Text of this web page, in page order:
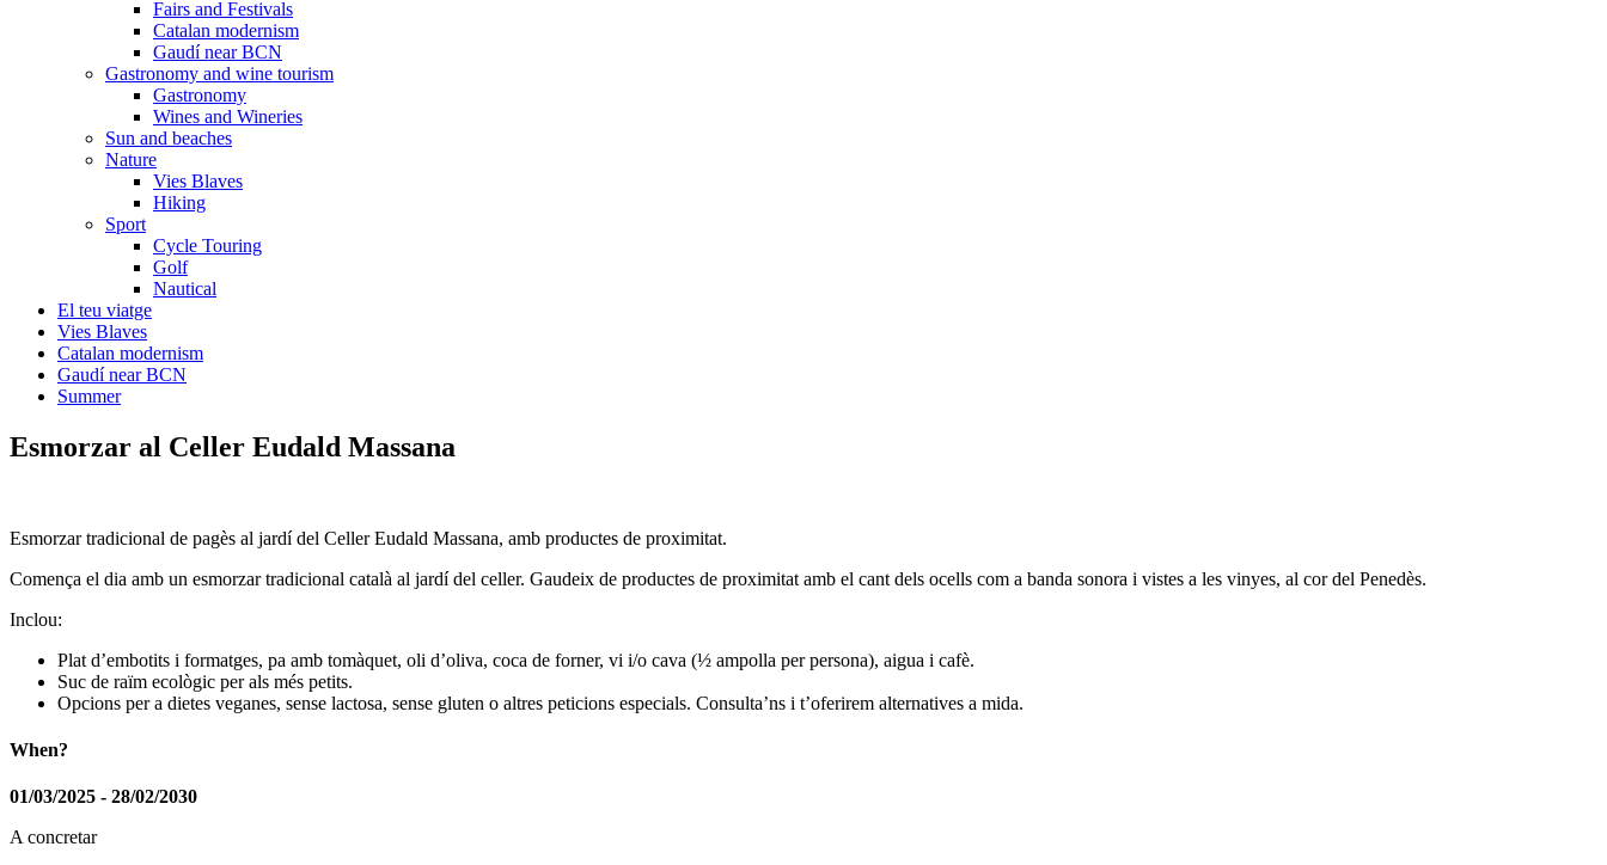
Fairs and Festivals
Catalan modernism
Gaudí near BCN
Gastronomy and wine tourism
Gastronomy
Wines and Wineries
Sun and beaches
Nature
Vies Blaves
Hiking
Sport
Cycle Touring
Golf
Nautical
El teu viatge
Vies Blaves
Catalan modernism
Gaudí near BCN
Summer
Esmorzar al Celler Eudald Massana
Esmorzar tradicional de pagès al jardí del Celler Eudald Massana, amb productes de proximitat.
Comença el dia amb un esmorzar tradicional català al jardí del celler. Gaudeix de productes de proximitat amb el cant dels ocells com a banda sonora i vistes a les vinyes, al cor del Penedès.
Inclou:
Plat d’embotits i formatges, pa amb tomàquet, oli d’oliva, coca de forner, vi i/o cava (½ ampolla per persona), aigua i cafè.
Suc de raïm ecològic per als més petits.
Opcions per a dietes veganes, sense lactosa, sense gluten o altres peticions especials. Consulta’ns i t’oferirem alternatives a mida.
When?
01/03/2025 - 28/02/2030
A concretar